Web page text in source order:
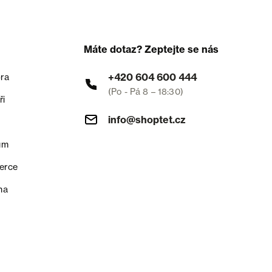
Máte dotaz? Zeptejte se nás
+420 604 600 444
(Po - Pá 8 – 18:30)
info@shoptet.cz